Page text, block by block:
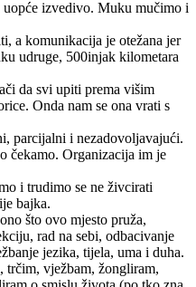
izvedivo. Muku mučimo i
a komunikacija je otežana jer
udruge, 500injak kilometara
da svi upiti prema višim
Onda nam se ona vrati s
parcijalni i nezadovoljavajući.
čekamo. Organizacija im je
i trudimo se ne živcirati
bajka.
što ovo mjesto pruža,
rad na sebi, odbacivanje
jezika, tijela, uma i duha.
trčim, vježbam, žongliram,